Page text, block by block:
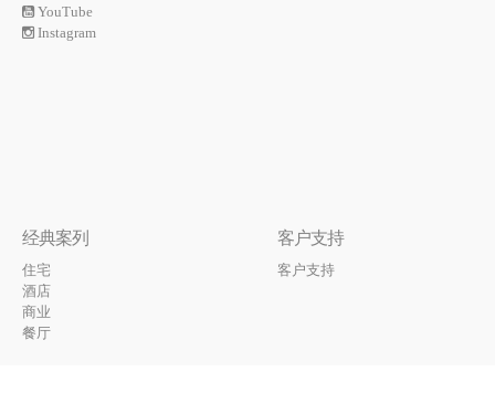
YouTube
Instagram
经典案列
住宅
酒店
商业
餐厅
客户支持
客户支持